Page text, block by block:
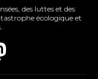
des luttes et des
écologique et